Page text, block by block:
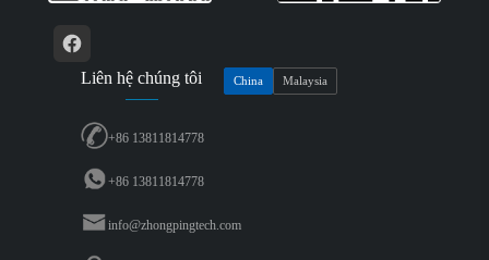
Liên hệ chúng tôi China Malaysia
+86 13811814778
+86 13811814778
info@zhongpingtech.com